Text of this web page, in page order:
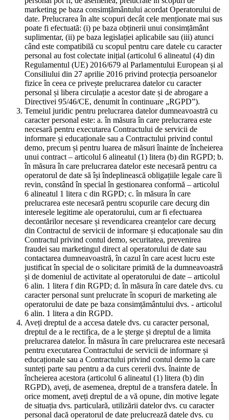
marketing pe baza consimțământului acordat Operatorului de
date. Prelucrarea în alte scopuri decât cele menționate mai sus
poate fi efectuată: (i) pe baza obținerii unui consimțământ
suplimentar, (ii) pe baza legislației aplicabile sau (iii) atunci
când este compatibilă cu scopul pentru care datele cu caracter
personal au fost colectate inițial (articolul 6 alineatul (4) din
Regulamentul (UE) 2016/679 al Parlamentului European și al
Consiliului din 27 aprilie 2016 privind protecția persoanelor
fizice în ceea ce privește prelucrarea datelor cu caracter
personal și libera circulație a acestor date și de abrogare a
Directivei 95/46/CE, denumit în continuare „RGPD”).
Temeiul juridic pentru prelucrarea datelor dumneavoastră cu
caracter personal este: a. în măsura în care prelucrarea este
necesară pentru executarea Contractului de servicii de
informare și educaționale sau a Contractului privind contul
demo, precum și pentru luarea de măsuri înainte de încheierea
unui contract – articolul 6 alineatul (1) litera (b) din RGPD; b.
în măsura în care prelucrarea datelor este necesară pentru ca
operatorul de date să își îndeplinească obligațiile legale care îi
revin, constând în special în gestionarea conformă – articolul
6 alineatul 1 litera c din RGPD; c. în măsura în care
prelucrarea este necesară pentru scopurile care decurg din
interesele legitime ale operatorului, cum ar fi efectuarea
decontărilor necesare și revendicarea creanțelor care decurg
din Contractul de servicii de informare și educaționale sau din
Contractul privind contul demo, securitatea, prevenirea
fraudei sau marketingul direct al operatorului de date sau
contactarea dumneavoastră, în cazul în care acest lucru este
justificat în special de o solicitare primită de la dumneavoastră
și de domeniul de activitate al operatorului de date – articolul
6 alin. 1 litera f din RGPD; d. în măsura în care datele dvs. cu
caracter personal sunt prelucrate în scopuri de marketing ale
operatorului de date pe baza consimțământului dvs. - articolul
6 alin. 1 litera a din RGPD.
Aveți dreptul de a accesa datele dvs. cu caracter personal,
dreptul de a le rectifica, de a le șterge și dreptul de a limita
prelucrarea datelor. În măsura în care prelucrarea este necesară
pentru executarea Contractului de servicii de informare și
educaționale sau a Contractului privind contul demo la care
sunteți parte sau pentru a da curs cererii dvs. înainte de
încheierea acestora (articolul 6 alineatul (1) litera (b) din
RGPD), aveți, de asemenea, dreptul de a transfera datele. În
orice moment, aveți dreptul de a vă opune, din motive legate
de situația dvs. particulară, utilizării datelor dvs. cu caracter
personal dacă operatorul de date prelucrează datele dvs. cu